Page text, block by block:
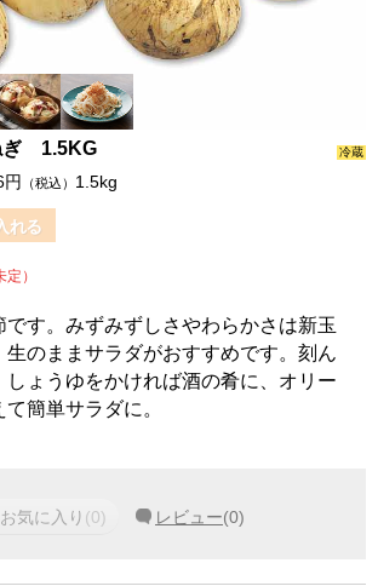
ぎ 1.5KG 冷蔵
円 （税込） 1.5kg
れる
定）
です。みずみずしさやわらかさは新玉
生のままサラダがおすすめです。刻ん
しょうゆをかければ酒の肴に、オリー
簡単サラダに。
お気に入り (0) レビュー(0)